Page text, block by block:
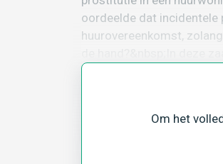
oordeelde dat incidentele
huurovereenkomst,
Om het